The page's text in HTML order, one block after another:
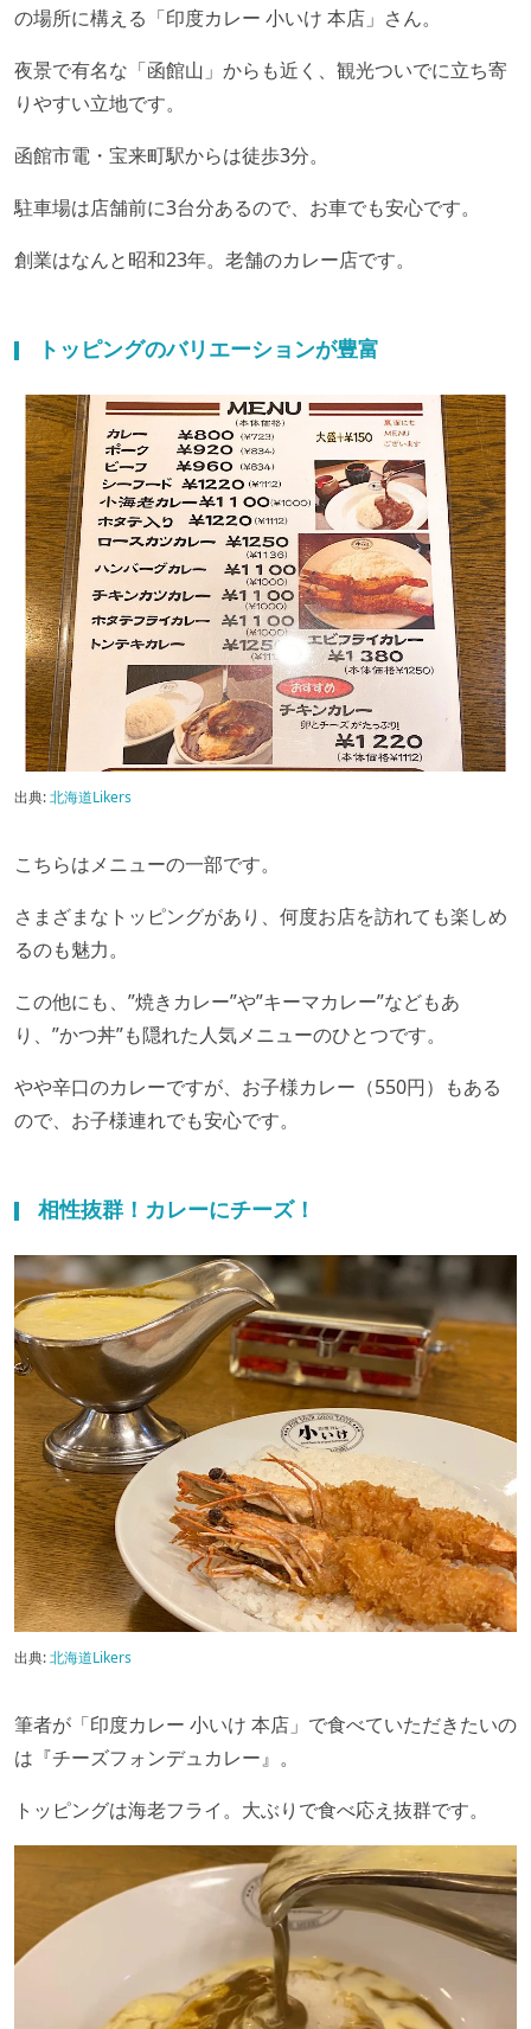
の場所に構える「印度カレー 小いけ 本店」さん。
夜景で有名な「函館山」からも近く、観光ついでに立ち寄
りやすい立地です。
函館市電・宝来町駅からは徒歩3分。
駐車場は店舗前に3台分あるので、お車でも安心です。
創業はなんと昭和23年。老舗のカレー店です。
トッピングのバリエーションが豊富
出典:北海道Likers
こちらはメニューの一部です。
さまざまなトッピングがあり、何度お店を訪れても楽しめ
るのも魅力。
この他にも、”焼きカレー”や”キーマカレー”などもあ
り、”かつ丼”も隠れた人気メニューのひとつです。
やや辛口のカレーですが、お子様カレー（550円）もある
ので、お子様連れでも安心です。
相性抜群！カレーにチーズ！
出典:北海道Likers
筆者が「印度カレー 小いけ 本店」で食べていただきたいの
は『チーズフォンデュカレー』。
トッピングは海老フライ。大ぶりで食べ応え抜群です。